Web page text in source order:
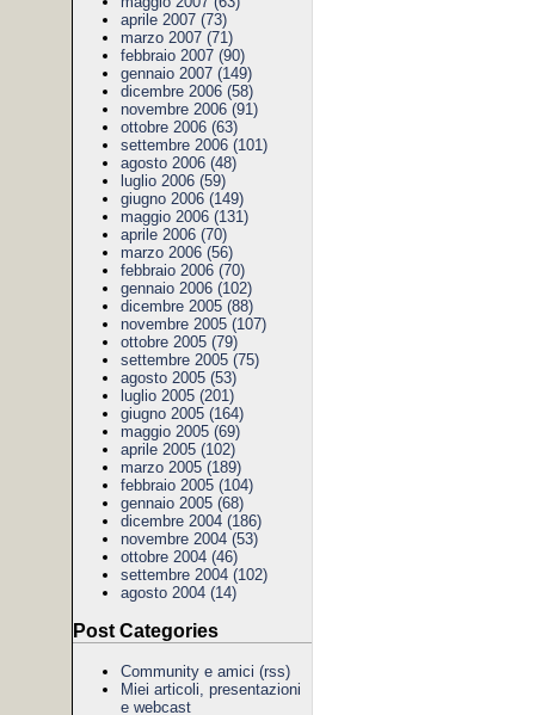
aprile 2007 (73)
marzo 2007 (71)
febbraio 2007 (90)
gennaio 2007 (149)
dicembre 2006 (58)
novembre 2006 (91)
ottobre 2006 (63)
settembre 2006 (101)
agosto 2006 (48)
luglio 2006 (59)
giugno 2006 (149)
maggio 2006 (131)
aprile 2006 (70)
marzo 2006 (56)
febbraio 2006 (70)
gennaio 2006 (102)
dicembre 2005 (88)
novembre 2005 (107)
ottobre 2005 (79)
settembre 2005 (75)
agosto 2005 (53)
luglio 2005 (201)
giugno 2005 (164)
maggio 2005 (69)
aprile 2005 (102)
marzo 2005 (189)
febbraio 2005 (104)
gennaio 2005 (68)
dicembre 2004 (186)
novembre 2004 (53)
ottobre 2004 (46)
settembre 2004 (102)
agosto 2004 (14)
Post Categories
Community e amici (rss)
Miei articoli, presentazioni
e webcast